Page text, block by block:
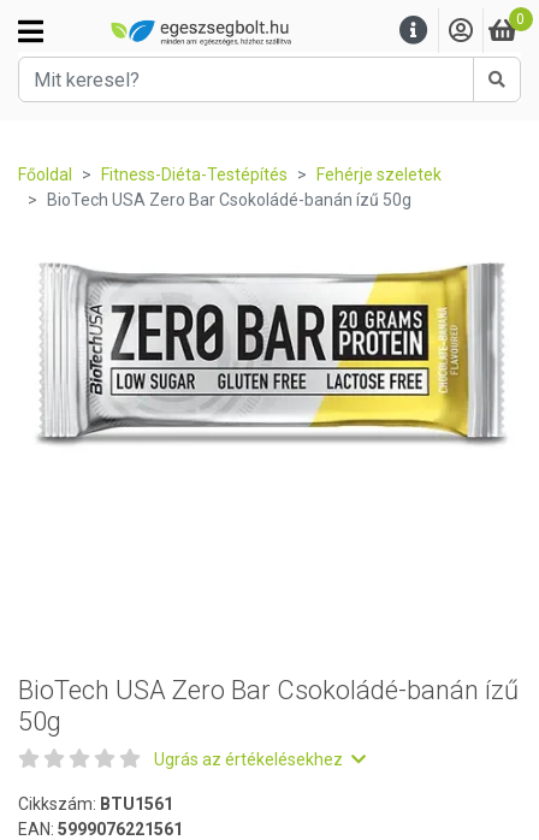
0
Főoldal Fitness-Diéta-Testépítés
Fehérje szeletek
BioTech USA Zero Bar Csokoládé-banán ízű 50g
BioTech USA Zero Bar Csokoládé-banán ízű
50g
Ugrás az értékelésekhez
Cikkszám: BTU1561
EAN: 5999076221561